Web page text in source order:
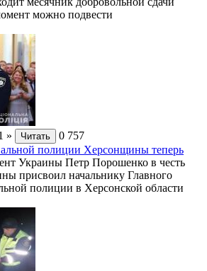
можно подвести
» Читать 0 757
полиции Херсонщины теперь
Украины Петр Порошенко в честь
присвоил начальнику Главного
полиции в Херсонской области